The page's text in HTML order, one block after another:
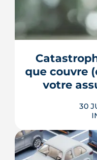
La fin des
fait la une au
d'être effacée
tient toujours
reste la clé
que couvre
votre
30